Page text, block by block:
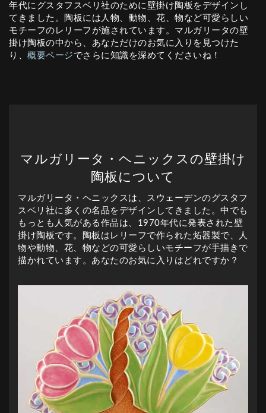
年代にグスタフスベリ社のために壁掛け陶板をデザインし
てきました。陶板には人物、動物、花、物など可愛らしい
モチーフのレリーフが施されています。マルガリータの壁
掛け陶板の中から、あなただけのお気に入りを見つけた
り、 概要ページ でさらに知識を深めてくださいね！
マルガリータ・ヘニックスの壁掛け
陶板について
マルガリータ・ヘニックスは、スウェーデンのグスタフ
スベリ社に多くの名品をデザインしてきました。中でも
もっとも人気がある作品は、1970年代に発表された壁
掛け陶板です。陶板はレリーフで作られた炻器製で、人
物や動物、花、物などの可愛らしいモチーフが手描きで
描かれています。あなたのお気に入りはどれですか？